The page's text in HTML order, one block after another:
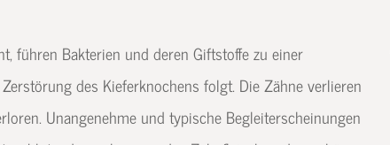
führen Bakterien und deren Giftstoffe zu einer
des Kieferknochens folgt. Die Zähne verlieren
Unangenehme und typische Begleiterscheinungen